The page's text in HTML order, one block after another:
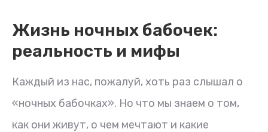
Жизнь ночных бабочек:
реальность и мифы
Каждый из нас, пожалуй, хоть раз слышал о
«ночных бабочках». Но что мы знаем о том,
как они живут, о чем мечтают и какие